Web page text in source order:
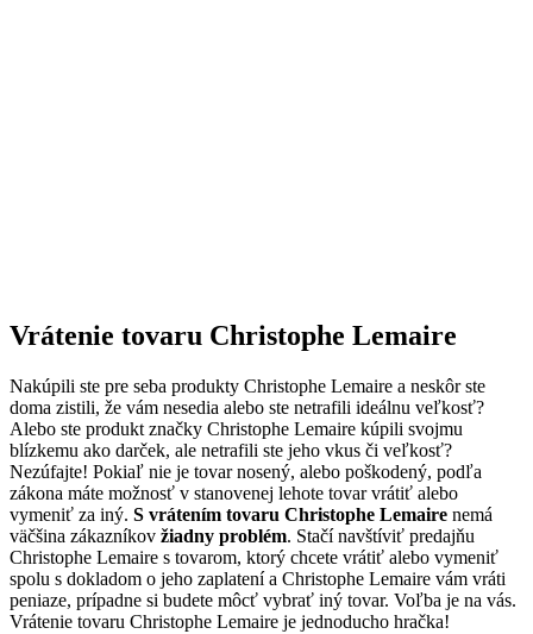
Vrátenie tovaru Christophe Lemaire
Nakúpili ste pre seba produkty Christophe Lemaire a neskôr ste
doma zistili, že vám nesedia alebo ste netrafili ideálnu veľkosť?
Alebo ste produkt značky Christophe Lemaire kúpili svojmu
blízkemu ako darček, ale netrafili ste jeho vkus či veľkosť?
Nezúfajte! Pokiaľ nie je tovar nosený, alebo poškodený, podľa
zákona máte možnosť v stanovenej lehote tovar vrátiť alebo
vymeniť za iný. S vrátením tovaru Christophe Lemaire nemá
väčšina zákazníkov žiadny problém. Stačí navštíviť predajňu
Christophe Lemaire s tovarom, ktorý chcete vrátiť alebo vymeniť
spolu s dokladom o jeho zaplatení a Christophe Lemaire vám vráti
peniaze, prípadne si budete môcť vybrať iný tovar. Voľba je na vás.
Vrátenie tovaru Christophe Lemaire je jednoducho hračka!